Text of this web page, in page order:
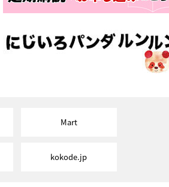
Mart
kokode.jp